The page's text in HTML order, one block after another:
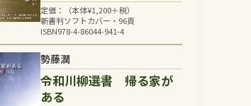
定価：（本体¥1,200＋税）
新書判ソフトカバー・96頁
ISBN978-4-86044-941-4
勢藤潤
令和川柳選書 帰る家が
ある